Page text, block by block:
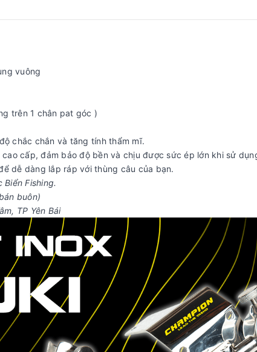
vuông
trên 1 chân pat góc )
chắc chắn và tăng tính thẩm mĩ.
cấp, đảm bảo độ bền và chịu được sức ép lớn khi sử
dễ dàng lắp ráp với thùng câu của bạn.
Fishing.
buôn)
TP Yên Bái